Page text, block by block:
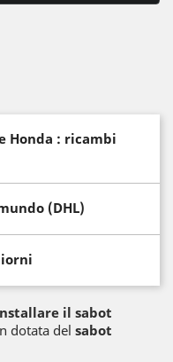
Honda : ricambi
(DHL)
il sabot
dotata del sabot